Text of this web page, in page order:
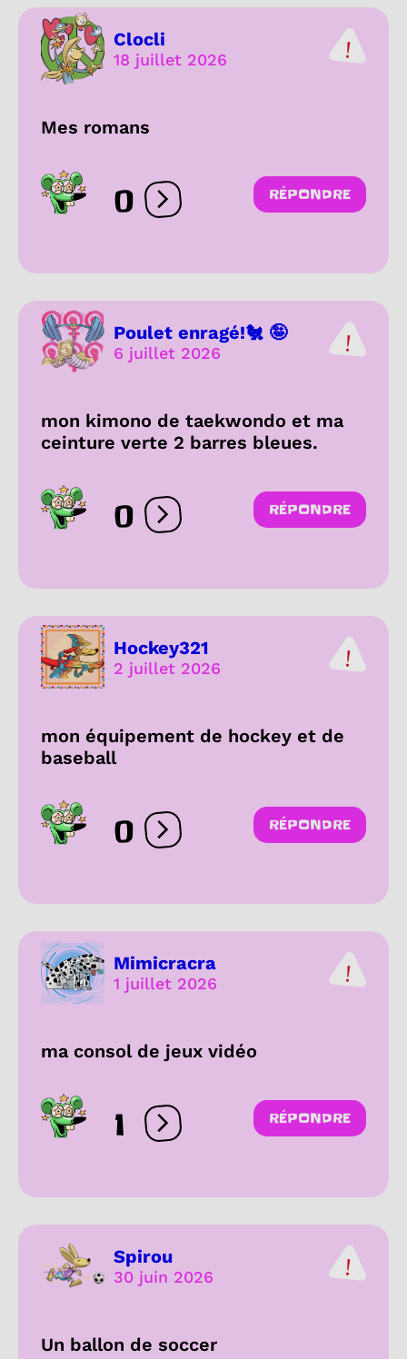
Clocli
18 juillet 2026
Mes romans
0 Ouvrir les réactions
RÉPONDRE
Poulet enragé!🐔 🤪
6 juillet 2026
mon kimono de taekwondo et ma
ceinture verte 2 barres bleues.
0 Ouvrir les réactions
RÉPONDRE
Hockey321
2 juillet 2026
mon équipement de hockey et de
baseball
0 Ouvrir les réactions
RÉPONDRE
Mimicracra
1 juillet 2026
ma consol de jeux vidéo
1 Ouvrir les réactions
RÉPONDRE
Spirou
30 juin 2026
Un ballon de soccer